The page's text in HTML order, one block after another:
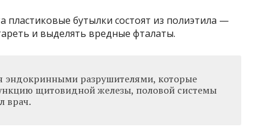
пластиковые бутылки состоят из полиэтила —
и выделять вредные фталаты.
эндокринными разрушителями, которые
щитовидной железы, половой системы
врач.